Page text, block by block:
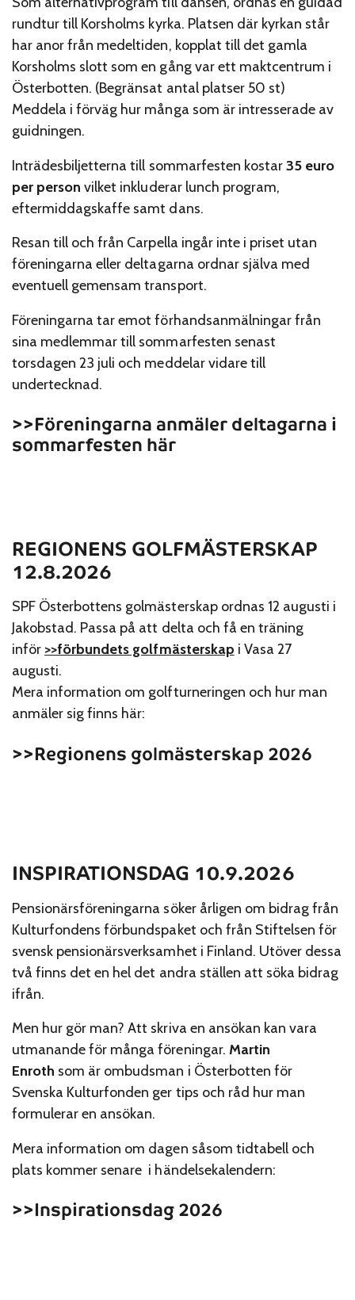
rundtur till Korsholms kyrka. Platsen där kyrkan står
har anor från medeltiden, kopplat till det gamla
Korsholms slott som en gång var ett maktcentrum i
Österbotten. (Begränsat antal platser 50 st)
Meddela i förväg hur många som är intresserade av
guidningen.
Inträdesbiljetterna till sommarfesten kostar35 euro
per person vilket inkluderar lunch program,
eftermiddagskaffe samt dans.
Resan till och från Carpella ingår inte i priset utan
föreningarna eller deltagarna ordnar själva med
eventuell gemensam transport.
Föreningarna tar emot förhandsanmälningar från
sina medlemmar till sommarfesten senast
torsdagen 23 juli och meddelar vidare till
undertecknad.
>>Föreningarna anmäler deltagarna i
sommarfesten här
REGIONENS GOLFMÄSTERSKAP
12.8.2026
SPF Österbottens golmästerskap ordnas 12 augusti i
Jakobstad. Passa på att delta och få en träning
inför >>förbundets golfmästerskap i Vasa 27
augusti.
Mera information om golfturneringen och hur man
anmäler sig finns här:
>>Regionens golmästerskap 2026
INSPIRATIONSDAG 10.9.2026
Pensionärsföreningarna söker årligen om bidrag från
Kulturfondens förbundspaket och från Stiftelsen för
svensk pensionärsverksamhet i Finland. Utöver dessa
två finns det en hel det andra ställen att söka bidrag
ifrån.
Men hur gör man? Att skriva en ansökan kan vara
utmanande för många föreningar. Martin
Enroth som är ombudsman i Österbotten för
Svenska Kulturfonden ger tips och råd hur man
formulerar en ansökan.
Mera information om dagen såsom tidtabell och
plats kommer senare i händelsekalendern:
>>Inspirationsdag 2026